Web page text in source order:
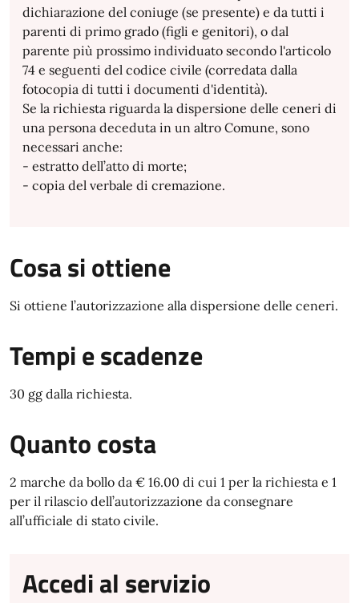
dichiarazione del coniuge (se presente) e da tutti i
parenti di primo grado (figli e genitori), o dal
parente più prossimo individuato secondo l'articolo
74 e seguenti del codice civile (corredata dalla
fotocopia di tutti i documenti d'identità).
Se la richiesta riguarda la dispersione delle ceneri di
una persona deceduta in un altro Comune, sono
necessari anche:
- estratto dell’atto di morte;
- copia del verbale di cremazione.
Cosa si ottiene
Si ottiene l’autorizzazione alla dispersione delle ceneri.
Tempi e scadenze
30 gg dalla richiesta.
Quanto costa
2 marche da bollo da € 16.00 di cui 1 per la richiesta e 1
per il rilascio dell’autorizzazione da consegnare
all’ufficiale di stato civile.
Accedi al servizio